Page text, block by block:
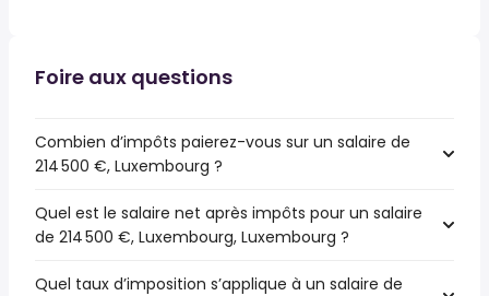
Foire aux questions
Combien d’impôts paierez-vous sur un salaire de
214 500 €, Luxembourg ?
Quel est le salaire net après impôts pour un salaire
de 214 500 €, Luxembourg, Luxembourg ?
Quel taux d’imposition s’applique à un salaire de